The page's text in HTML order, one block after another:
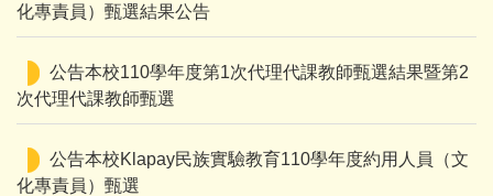
化專責員）甄選結果公告
公告本校110學年度第1次代理代課教師甄選結果暨第2
次代理代課教師甄選
公告本校Klapay民族實驗教育110學年度約用人員（文
化專責員）甄選